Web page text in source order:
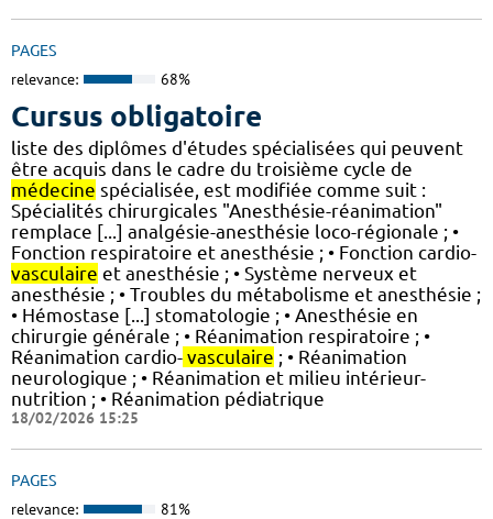
PAGES
relevance: 68%
Cursus obligatoire
liste des diplômes d'études spécialisées qui peuvent
être acquis dans le cadre du troisième cycle de
médecine spécialisée, est modifiée comme suit :
Spécialités chirurgicales "Anesthésie-réanimation"
remplace [...] analgésie-anesthésie loco-régionale ; •
Fonction respiratoire et anesthésie ; • Fonction cardio-
vasculaire et anesthésie ; • Système nerveux et
anesthésie ; • Troubles du métabolisme et anesthésie ;
• Hémostase [...] stomatologie ; • Anesthésie en
chirurgie générale ; • Réanimation respiratoire ; •
Réanimation cardio- vasculaire ; • Réanimation
neurologique ; • Réanimation et milieu intérieur-
nutrition ; • Réanimation pédiatrique
18/02/2026 15:25
PAGES
relevance: 81%